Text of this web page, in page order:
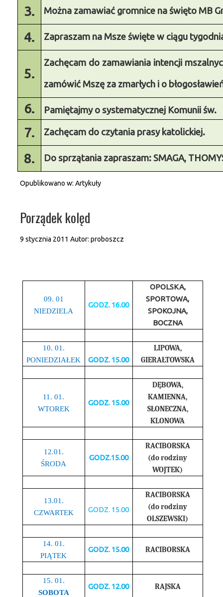
3. Można zamawiać gromnice na święto MB
4. Zapraszam na Msze święte w ciągu
5.
Zachęcam do zamawiania intencji
zamówić Mszę za zmarłych i o
6. Pamiętajmy o systematycznej Komunii św.
7. Zachęcam do czytania prasy katolickiej.
8. Do sprzątania zapraszam: SMAGA,
Opublikowano w: Artykuły
Porządek kolęd
9 stycznia 2011 Autor: proboszcz
09. 01
NIEDZIELA
GODZ. 16.00
OPOLSKA,
SPORTOWA,
SPOKOJNA,
BOCZNA
10. 01.
PONIEDZIAŁEK
GODZ. 15.00
LIPOWA,
GIERAŁTOWSKA
11. 01.
WTOREK
GODZ. 15.00
DĘBOWA,
KAMIENNA,
SŁONECZNA,
KLONOWA
12.01.
ŚRODA
GODZ.15.00
RACIBORSKA
(do rodziny
WOJTEK)
13.01.
CZWARTEK
GODZ. 15.00
RACIBORSKA
(do rodziny
OLSZEWSKI)
14. 01.
PIĄTEK
GODZ. 15.00 RACIBORSKA
15. 01.
SOBOTA
GODZ. 12.00 RAJSKA